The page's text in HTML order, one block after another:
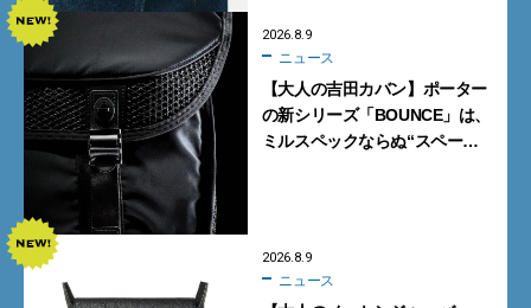
2026.8.9
ニュース
【大人の吉田カバン】ポーター
の新シリーズ「BOUNCE」は、
ミルスペックならぬ“スペース
2026.8.9
ニュース